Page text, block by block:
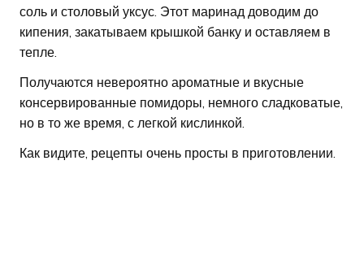
соль и столовый уксус. Этот маринад доводим до
кипения, закатываем крышкой банку и оставляем в
тепле.
Получаются невероятно ароматные и вкусные
консервированные помидоры, немного сладковатые,
но в то же время, с легкой кислинкой.
Как видите, рецепты очень просты в приготовлении.